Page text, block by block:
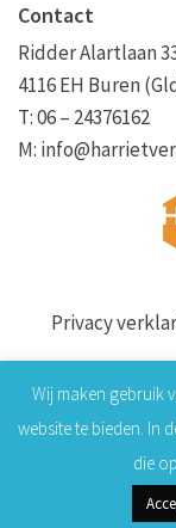
Contact
Ridder Alartlaan
4116 EH Buren
T: 06 – 24376162
M:
Privacy
Wij maken gebruik
website te bieden. In
die